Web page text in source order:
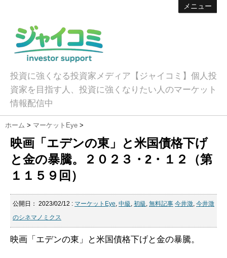
メニュー
投資に強くなる投資家メディア【ジャイコミ】個人投
資家を目指す人、投資に強くなりたい人のマーケット
情報配信中
ホーム > マーケットEye >
映画「エデンの東」と米国債格下げ
と金の暴騰。２０２３・2・１２（第
１１５９回）
公開日： 2023/02/12 : マーケットEye, 中級, 初級, 無料記事 今井澂, 今井澂
のシネマノミクス
映画「エデンの東」と米国債格下げと金の暴騰。